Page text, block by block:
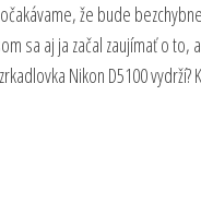
že bude
sa aj ja začal zaujímať o to,
Nikon D5100